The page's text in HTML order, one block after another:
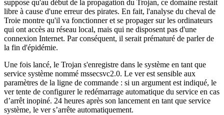
suppose qu'au début de la propagation du Trojan, ce domaine restait
libre à cause d'une erreur des pirates. En fait, l'analyse du cheval de
Troie montre qu'il va fonctionner et se propager sur les ordinateurs
qui ont accès au réseau local, mais qui ne disposent pas d'une
connexion Internet. Par conséquent, il serait prématuré de parler de
la fin d'épidémie.
Une fois lancé, le Trojan s'enregistre dans le système en tant que
service système nommé mssecsvc2.0. Le ver est sensible aux
paramètres de la ligne de commande : si un argument est indiqué, le
ver tente de configurer le redémarrage automatique du service en cas
d’arrêt inopiné. 24 heures après son lancement en tant que service
système, le ver s’arrête automatiquement.